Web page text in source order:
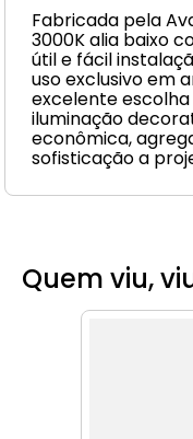
Fabricada pela
3000K alia baixo
útil e fácil
uso exclusivo em
excelente
iluminação
econômica,
sofisticação a
Quem viu,